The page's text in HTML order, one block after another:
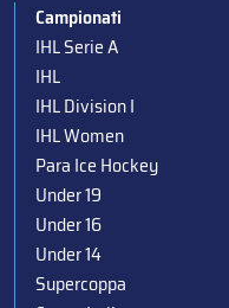
Campionati
IHL Serie A
IHL
IHL Division I
IHL Women
Para Ice Hockey
Under 19
Under 16
Under 14
Supercoppa